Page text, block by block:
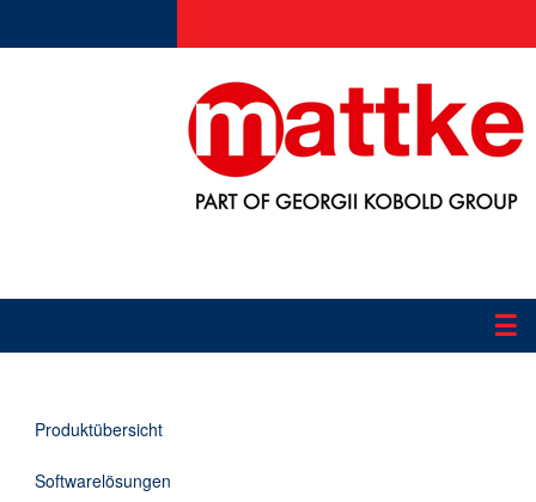
☰
Applikationen
Informationen
Produktübersicht
Softwarelösungen